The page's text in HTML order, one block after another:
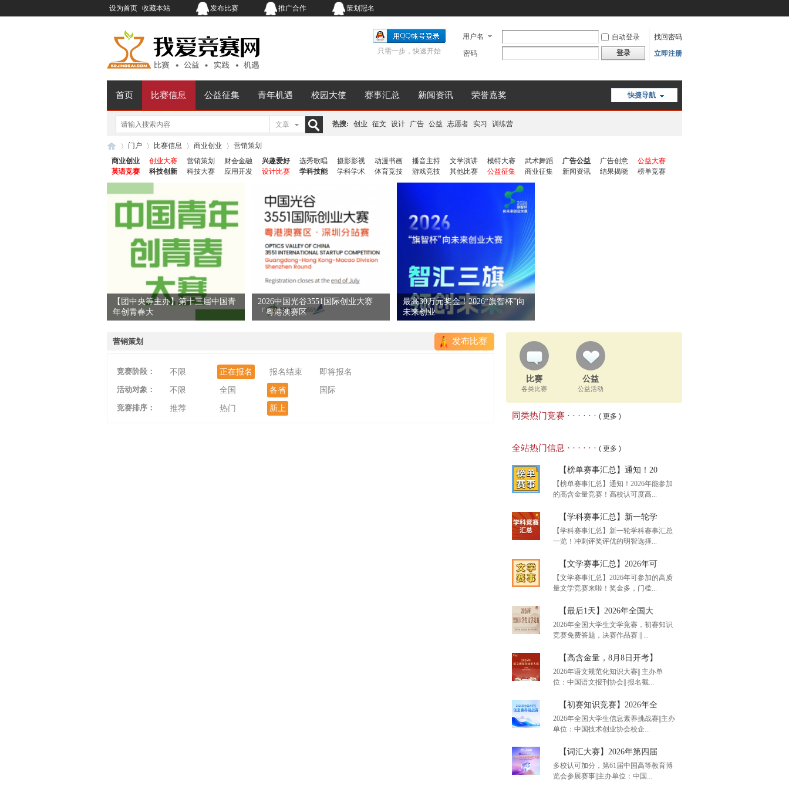
设为首页 收藏本站 发布比赛 推广合作 策划冠名
用户名 自动登录
找回密码
密码
登录 立即注册
只需一步，快速开始
快捷导航
首页 比赛信息 公益征集 青年机遇 校园大使 赛事汇总 新闻资讯 荣誉嘉奖
文章 热搜: 创业 征文 设计 广告 公益 志愿者 实习 训练营
我
爱
›
门户
›
比赛信息 商业创业
营销策划
商业创业
创业大赛 营销策划 财会金融 兴趣爱好 选秀歌唱 摄影影视 动漫书画 播音主持 文学演讲 模特大赛 武术舞蹈 广告公益 广告创意
公益大赛
英语竞赛
科技创新 科技大赛 应用开发 设计比赛 学科技能 学科学术 体育竞技 游戏竞技 其他比赛 公益征集 商业征集 新闻资讯 结果揭晓 榜单竞赛
【团中央等主办】第十三届中国青
年创青春大
2026中国光谷3551国际创业大赛
「粤港澳赛区
最高30万元奖金！2026“旗智杯”向
未来创业
发布比赛
营销策划
竞赛阶段： 不限 正在报名 报名结束
即将报名
活动对象：
不限 全国 各省
国际
竞赛排序：
推荐 热门 新上
比赛
各类比赛
公益
公益活动
同类热门竞赛 · · · · · · ( 更多 )
全站热门信息 · · · · · · ( 更多 )
【榜单赛事汇总】通知！20
【榜单赛事汇总】通知！2026年能参加
的高含金量竞赛！高校认可度高...
【榜单赛事汇总】通知！20
【学科赛事汇总】新一轮学
【学科赛事汇总】新一轮学科赛事汇总
一览！冲刺评奖评优的明智选择...
【学科赛事汇总】新一轮学
【文学赛事汇总】2026年可
【文学赛事汇总】2026年可参加的高质
量文学竞赛来啦！奖金多，门槛...
【文学赛事汇总】2026年可
【最后1天】2026年全国大
2026年全国大学生文学竞赛，初赛知识
竞赛免费答题，决赛作品赛 || ...
【最后1天】2026年全国大
【高含金量，8月8日开考】
2026年语文规范化知识大赛|| 主办单
位：中国语文报刊协会|| 报名截...
【高含金量，8月8日开考】
【初赛知识竞赛】2026年全
2026年全国大学生信息素养挑战赛||主办
单位：中国技术创业协会校企...
【初赛知识竞赛】2026年全
【词汇大赛】2026年第四届
多校认可加分，第61届中国高等教育博
览会参展赛事||主办单位：中国...